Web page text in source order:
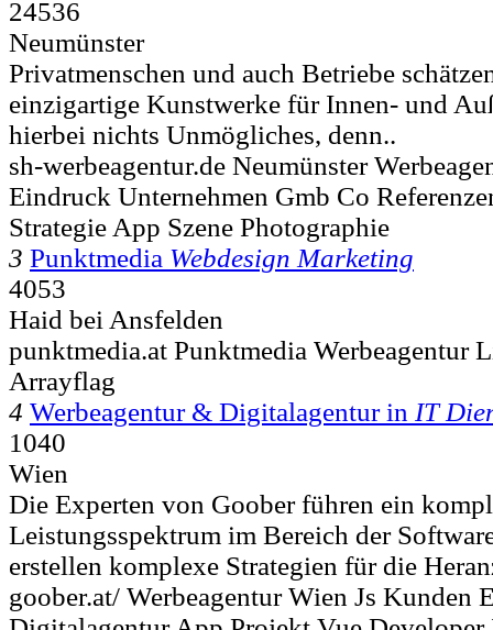
24536
Neumünster
Privatmenschen und auch Betriebe
einzigartige Kunstwerke für Innen- und
hierbei nichts Unmögliches, denn..
sh-werbeagentur.de Neumünster
Eindruck Unternehmen Gmb Co
Strategie App Szene Photographie
3 Punktmedia Webdesign Marketing
4053
Haid bei Ansfelden
punktmedia.at Punktmedia Werbeagentur
Arrayflag
4 Werbeagentur & Digitalagentur in IT
1040
Wien
Die Experten von Goober führen ein
Leistungsspektrum im Bereich der
erstellen komplexe Strategien für die
goober.at/ Werbeagentur Wien Js Kunden